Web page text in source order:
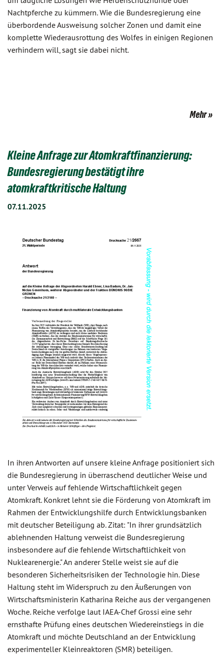
Nachtpferche zu kümmern. Wie die Bundesregierung eine
überbordende Ausweisung solcher Zonen und damit eine
komplette Wiederausrottung des Wolfes in einigen Regionen
verhindern will, sagt sie dabei nicht.
Mehr
Kleine Anfrage zur Atomkraftfinanzierung:
Bundesregierung bestätigt ihre
atomkraftkritische Haltung
07.11.2025
In ihren Antworten auf unsere kleine Anfrage positioniert sich
die Bundesregierung in überraschend deutlicher Weise und
unter Verweis auf fehlende Wirtschaftlichkeit gegen
Atomkraft. Konkret lehnt sie die Förderung von Atomkraft im
Rahmen der Entwicklungshilfe durch Entwicklungsbanken
mit deutscher Beteiligung ab. Zitat: "In ihrer grundsätzlich
ablehnenden Haltung verweist die Bundesregierung
insbesondere auf die fehlende Wirtschaftlichkeit von
Nuklearenergie." An anderer Stelle weist sie auf die
besonderen Sicherheitsrisiken der Technologie hin. Diese
Haltung steht im Widerspruch zu den Äußerungen von
Wirtschaftsministerin Katharina Reiche aus der vergangenen
Woche. Reiche verfolge laut IAEA-Chef Grossi eine sehr
ernsthafte Prüfung eines deutschen Wiedereinstiegs in die
Atomkraft und möchte Deutschland an der Entwicklung
experimenteller Kleinreaktoren (SMR) beteiligen.